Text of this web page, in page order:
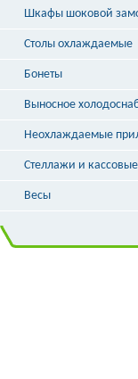
Шкафы шоковой
Столы охлаждаемые
Бонеты
Выносное
Неохлаждаемые
Стеллажи и
Весы